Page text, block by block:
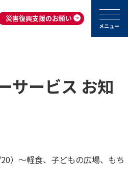
災害復興支援のお願い
メニュー
サービス お知
）～軽食、子どもの広場、もち